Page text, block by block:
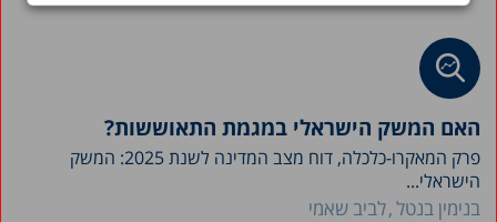
האם המשק הישראלי במגמת התאוששות?
פרק המאקרו-כלכלה, דוח מצב המדינה לשנת 2025: המשק
הישראלי...
בנימין בנטל לביב שאמי